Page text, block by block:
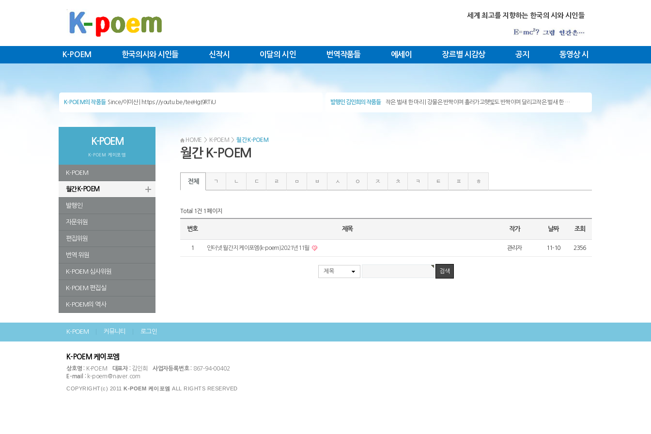
세계 최고를 지향하는 한국의 시와 시인들
K-POEM 한국의시와 시인들 신작시 이달의 시인 번역작품들 에세이 장르별 시감상 공지 동영상 시
K-POEM의 작품들 Since/이미산 | https://youtu.be/teeHgI9RTiU
신철규/ 소행성 외… | 소 행성 신철규​​우리가 사는 별은 너무 작아서의자만 뒤로 계속…
김경주/ 나머지는 … | 나머지는 소음뿐 김경주인간은 아직도 새로운 별을 찾는다 …
송재학/ 산길 | 산길 송 재 학 산길 중간쯤 손바닥이 축축한 곳이 있…
이성렬/ 11월, … | 11월, 깊고 고요한 이성렬 늦가을의 창백한 뺨이 창유…
김명인/ 수평선을 … | 수평선을 덮다김명인​​​바닥으로 가라앉는 수평선의 가능성을너는 …
김인희/ 이미지로 … | 龍의 탄생과 성장과정 포착, 촬영​​ 김인희 촬영​​​​​ 시와…
김경주/ <김경주의… | 김경주의 시적충동 ​​​​ 한없이 투명에 가까운 농담 - 민화…
김송포/ 곡절 | 곡절 김송포 반달이 나무를 안고 슬픔에 차 있다​굽어보니 …
최금녀/ 숲의 가슴… | 숲의 가슴에 안겨​최금녀 숲에 닿으면순리를 받들며 흐르는 물이 …
발행인 김인희의 작품들
작은 벌새 한 마리 | 강물은 반짝이며 흘러가고햇빛도 반짝이며 달리고작은 벌새 한 …
흰색과 붉은 색의 … | 생명의탄생 -우주의 굿 판 저 죄를 씻…
아버지의 도(道)와… | 아버지의 도(道)와 노자의 도(道) 내 아버지는 두 채의 집…
지구는 구조적 수술… | https://blog.naver.com/k-poem/22…
겨울밤을 서둘러 떠… | 겨울밤을 서둘러 떠난 나의 애인들아하느님이 말씀으로 세상을 창조…
K-POEM
K-POEM 케이포엠
K-POEM
월간 K-POEM
발행인
자문위원
편집위원
번역 위원
K-POEM 심사위원
K-POEM 편집실
K-POEM의 역사
HOME > K-POEM >월간 K-POEM
월간 K-POEM
전체 ㄱ ㄴ ㄷ ㄹ ㅁ ㅂ ㅅ ㅇ ㅈ ㅊ ㅋ ㅌ ㅍ ㅎ
Total 1건 1 페이지
번호 제목 작가 날짜 조회
1 인터넷 월간지 케이포엠(k-poem)2021년11월 관리자 11-10 2356
제목
K-POEM 커뮤니티 로그인
K-POEM 케이포엠
상호명 : K-POEM 대표자 : 김인희 사업자등록번호 : 867-94-00402
E-mail : k-poem@naver.com
COPYRIGHT(c) 2011 K-POEM 케이포엠 ALL RIGHTS RESERVED